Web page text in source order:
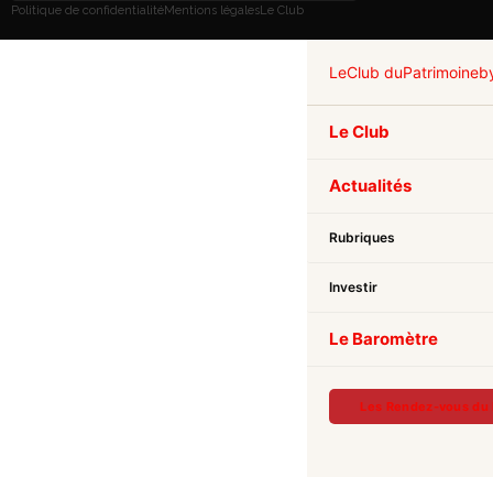
Politique de confidentialitéMentions légalesLe Club
LeClub duPatrimoine
Le Club
Actualités
Rubriques
Investir
Le Baromètre
Les Rendez-vous